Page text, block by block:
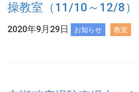
操教室（11/10～12/8）
2020年9月29日 お知らせ 教室